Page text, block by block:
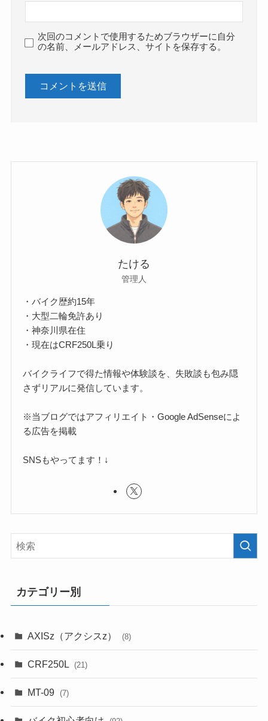
次回のコメントで使用するためブラウザーに自分
の名前、メールアドレス、サイトを保存する。
たける
管理人
・バイク歴約15年
・大型二輪免許あり
・神奈川県在住
・現在はCRF250L乗り
バイクライフで得た情報や体験談を、失敗談も包み隠
さずリアルに発信しています。
※当ブログではアフィリエイト・Google AdSenseによ
る広告を掲載
SNSもやってます！↓
カテゴリー別
AXISz（アクシスz） (8)
CRF250L (21)
MT-09 (7)